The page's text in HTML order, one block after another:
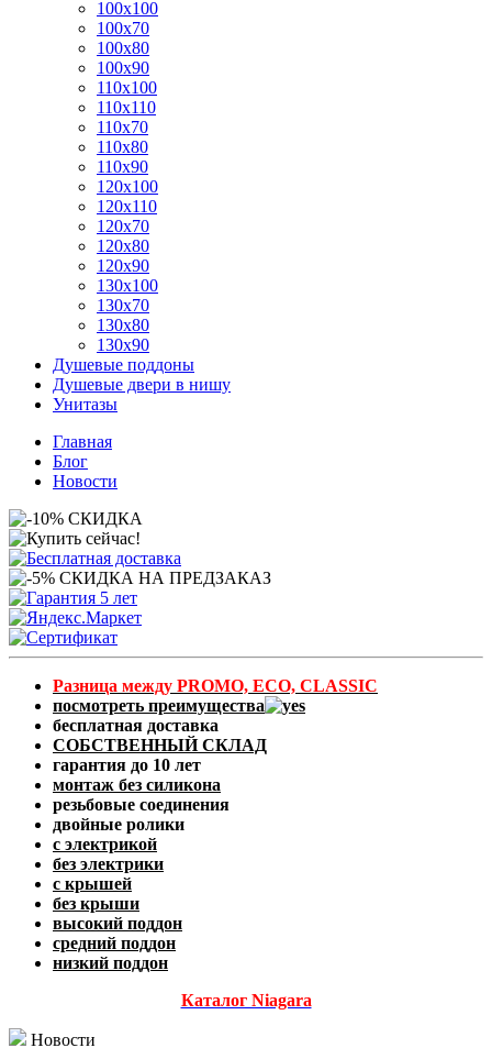
100x100
100x70
100x80
100x90
110x100
110x110
110x70
110x80
110x90
120x100
120x110
120x70
120x80
120x90
130x100
130x70
130x80
130x90
Душевые поддоны
Душевые двери в нишу
Унитазы
Главная
Блог
Новости
Разница между PROMO, ECO, CLASSIC
посмотреть преимущества
бесплатная доставка
СОБСТВЕННЫЙ СКЛАД
гарантия до 10 лет
монтаж без силикона
резьбовые соединения
двойные ролики
с электрикой
без электрики
с крышей
без крыши
высокий поддон
средний поддон
низкий поддон
Каталог Niagara
Новости